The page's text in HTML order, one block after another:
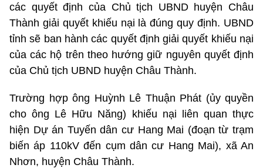
các quyết định của Chủ tịch UBND huyện Châu
Thành giải quyết khiếu nại là đúng quy định. UBND
tỉnh sẽ ban hành các quyết định giải quyết khiếu nại
của các hộ trên theo hướng giữ nguyên quyết định
của Chủ tịch UBND huyện Châu Thành.
Trường hợp ông Huỳnh Lê Thuận Phát (ủy quyền
cho ông Lê Hữu Năng) khiếu nại liên quan thực
hiện Dự án Tuyến dân cư Hang Mai (đoạn từ trạm
biến áp 110kV đến cụm dân cư Hang Mai), xã An
Nhơn, huyện Châu Thành.